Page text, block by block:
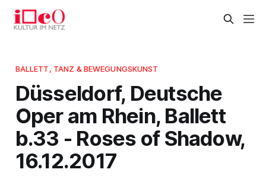
BALLETT, TANZ & BEWEGUNGSKUNST
Düsseldorf, Deutsche
Oper am Rhein, Ballett
b.33 - Roses of Shadow,
16.12.2017